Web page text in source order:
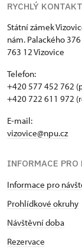
RYCHLÝ KONTAKT
Státní zámek
nám. Palackého 376
763 12 Vizovice
Telefon:
+420 577 452 762
+420 722 611 972
E-mail:
vizovice@npu.cz
INFORMACE
Informace pro
Prohlídkové okruhy
Návštěvní doba
Rezervace